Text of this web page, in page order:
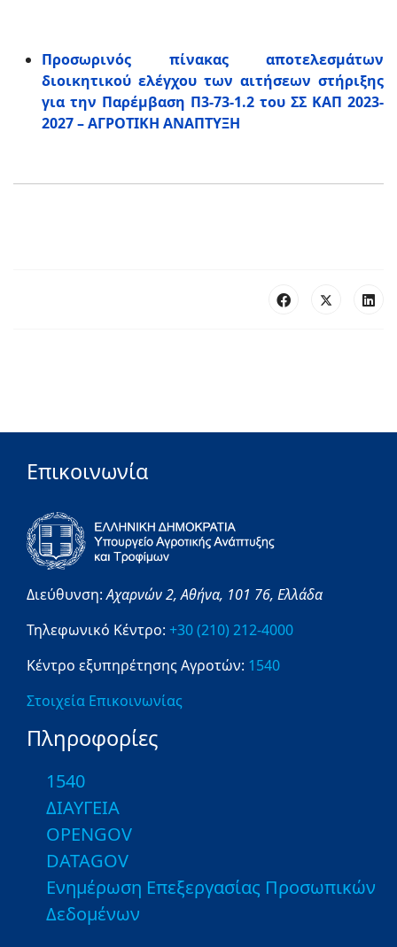
Προσωρινός πίνακας αποτελεσμάτων
διοικητικού ελέγχου των αιτήσεων στήριξης
για την Παρέμβαση Π3-73-1.2 του ΣΣ ΚΑΠ 2023-
2027 – ΑΓΡΟΤΙΚΗ ΑΝΑΠΤΥΞΗ
Επικοινωνία
Διεύθυνση:Αχαρνών 2,Αθήνα, 101 76, Ελλάδα
Τηλεφωνικό Κέντρο: +30 (210) 212-4000
Κέντρο εξυπηρέτησης Αγροτών: 1540
Στοιχεία Επικοινωνίας
Πληροφορίες
1540
ΔΙΑΥΓΕΙΑ
OPENGOV
DATAGOV
Ενημέρωση Επεξεργασίας Προσωπικών
Δεδομένων